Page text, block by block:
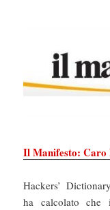
Il Manifesto: Caro
Hackers’
ha calcolato che